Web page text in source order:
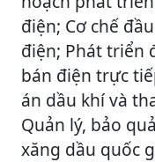
điện; Cơ chế
điện; Phát triển
bán điện trực
án dầu khí và
Quản lý, bảo
xăng dầu quốc